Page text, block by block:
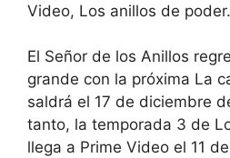
Video, Los anillos de poder.
El Señor de los Anillos
grande con la próxima La
saldrá el 17 de diciembre
tanto, la temporada 3 de
llega a Prime Video el 11